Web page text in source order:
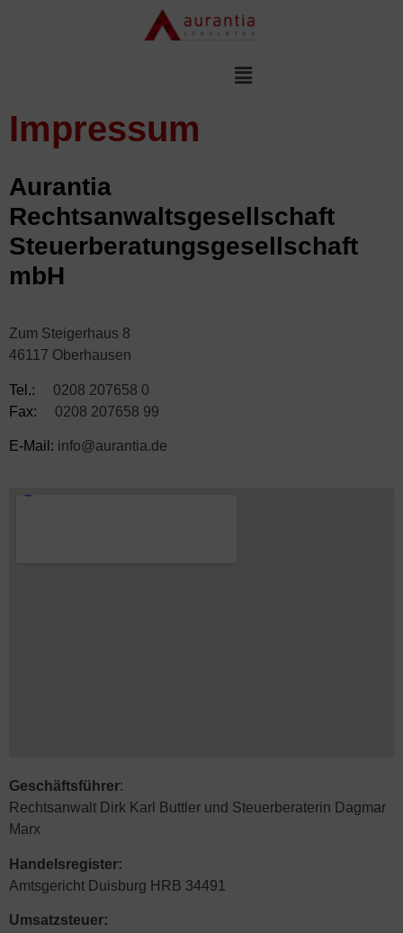
Impressum
Aurantia
Rechtsanwaltsgesellschaft
Steuerberatungsgesellschaft
mbH
Zum Steigerhaus 8
46117 Oberhausen
Tel.: 0208 207658 0
Fax: 0208 207658 99
E-Mail: info@aurantia.de
Geschäftsführer:
Rechtsanwalt Dirk Karl Buttler und Steuerberaterin Dagmar
Marx
Handelsregister:
Amtsgericht Duisburg HRB 34491
Umsatzsteuer: